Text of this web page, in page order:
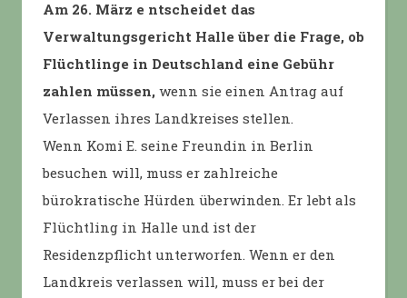
Am 26. März e ntscheidet das
Verwaltungsgericht Halle über die Frage, ob
Flüchtlinge in Deutschland eine Gebühr
zahlen müssen,wenn sie einen Antrag auf
Verlassen ihres Landkreises stellen.
Wenn Komi E. seine Freundin in Berlin
besuchen will, muss er zahlreiche
bürokratische Hürden überwinden. Er lebt als
Flüchtling in Halle und ist der
Residenzpflicht unterworfen. Wenn er den
Landkreis verlassen will, muss er bei der